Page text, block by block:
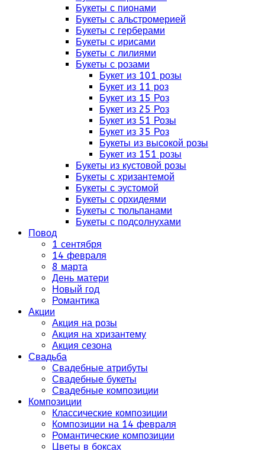
Букеты с пионами
Букеты с альстромерией
Букеты с герберами
Букеты с ирисами
Букеты с лилиями
Букеты с розами
Букет из 101 розы
Букет из 11 роз
Букет из 15 Роз
Букет из 25 Роз
Букет из 51 Розы
Букет из 35 Роз
Букеты из высокой розы
Букет из 151 розы
Букеты из кустовой розы
Букеты с хризантемой
Букеты с эустомой
Букеты с орхидеями
Букеты с тюльпанами
Букеты с подсолнухами
Повод
1 сентября
14 февраля
8 марта
День матери
Новый год
Романтика
Акции
Акция на розы
Акция на хризантему
Акция сезона
Свадьба
Свадебные атрибуты
Свадебные букеты
Свадебные композиции
Композиции
Классические композиции
Композиции на 14 февраля
Романтические композиции
Цветы в боксах